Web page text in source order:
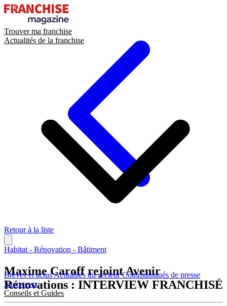
Trouver ma franchise
Actualités de la franchise
Brèves et actusActualités du secteurCommuniqués de presse
Interviews
Conseils et Guides
Retour à la liste
Habitat - Rénovation - Bâtiment
Maxime Caroff rejoint Avenir
Rénovations : INTERVIEW FRANCHISÉ